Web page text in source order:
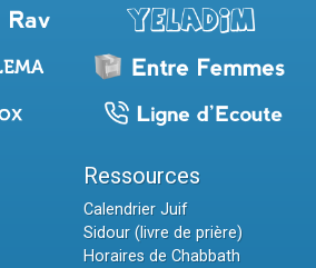
Ressources
Calendrier Juif
Sidour (livre de prière)
Horaires de Chabbath